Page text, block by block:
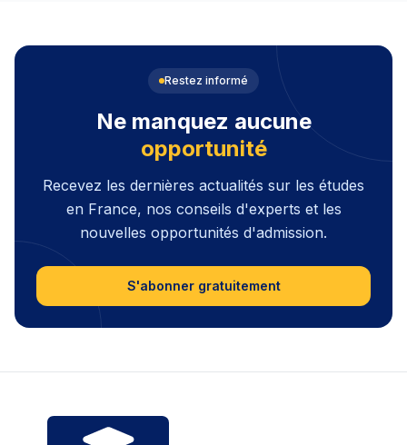
Restez informé
Ne manquez aucune
opportunité
Recevez les dernières actualités sur les études
en France, nos conseils d'experts et les
nouvelles opportunités d'admission.
S'abonner gratuitement